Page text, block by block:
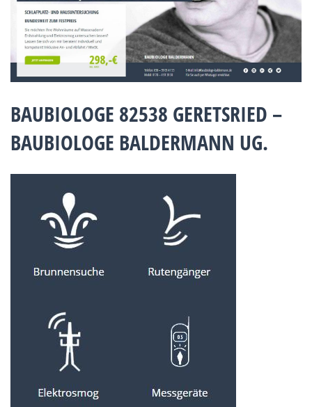
BAUBIOLOGE 82538 GERETSRIED –
BAUBIOLOGE BALDERMANN UG.